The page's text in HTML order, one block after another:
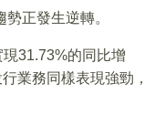
正發生逆轉。
31.73%的同比增
業務同樣表現強勁，